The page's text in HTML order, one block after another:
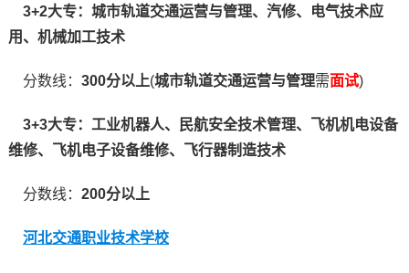
3+2大专：城市轨道交通运营与管理、汽修、电气技术应
用、机械加工技术
分数线： 300分以上(城市轨道交通运营与管理需面试)
3+3大专：工业机器人、民航安全技术管理、飞机机电设备
维修、飞机电子设备维修、飞行器制造技术
分数线： 200分以上
河北交通职业技术学校